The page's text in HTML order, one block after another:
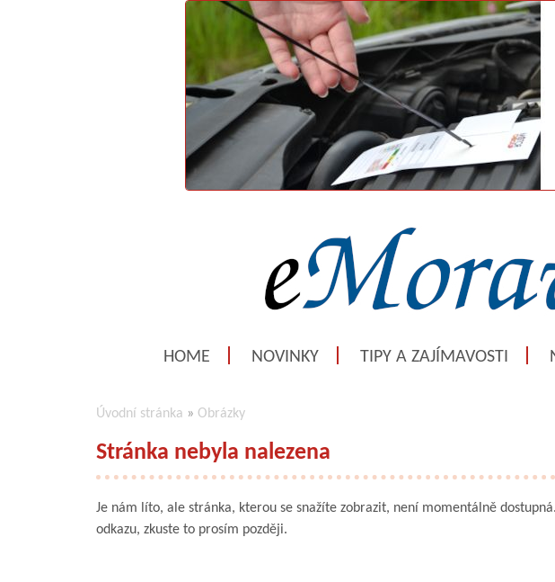
HOME NOVINKY TIPY A ZAJÍMAVOSTI
Úvodní stránka » Obrázky
Stránka nebyla nalezena
Je nám líto, ale stránka, kterou se snažíte zobrazit, není momentálně
odkazu, zkuste to prosím později.